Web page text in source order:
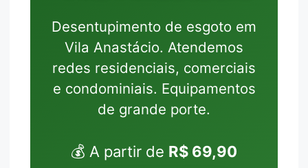
Desentupimento de esgoto em
Vila Anastácio. Atendemos
redes residenciais, comerciais
e condominiais. Equipamentos
de grande porte.
💰 A partir de R$ 69,90